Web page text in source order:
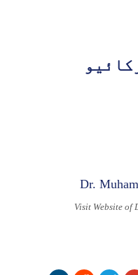
Visit Website of